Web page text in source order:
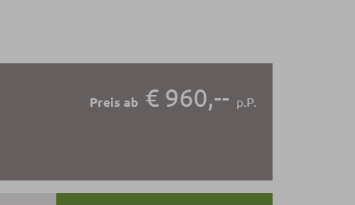
Preis ab € 960,-- p.P.